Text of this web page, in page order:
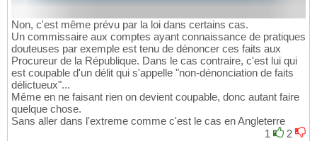
Non, c'est même prévu par la loi dans certains cas.
Un commissaire aux comptes ayant connaissance de pratiques
douteuses par exemple est tenu de dénoncer ces faits aux
Procureur de la République. Dans le cas contraire, c'est lui qui
est coupable d'un délit qui s'appelle "non-dénonciation de faits
délictueux"...
Même en ne faisant rien on devient coupable, donc autant faire
quelque chose.
Sans aller dans l'extreme comme c'est le cas en Angleterre
1
2